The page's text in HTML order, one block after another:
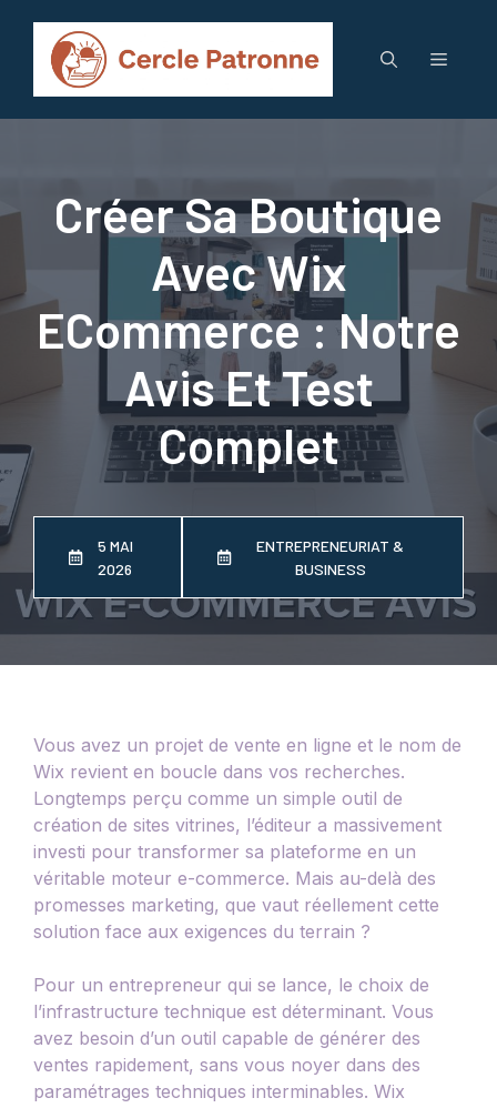
contenu
Menu
Créer Sa Boutique
Avec Wix
ECommerce : Notre
Avis Et Test
Complet
5 MAI
2026
ENTREPRENEURIAT &
BUSINESS
Vous avez un projet de vente en ligne et le nom de
Wix revient en boucle dans vos recherches.
Longtemps perçu comme un simple outil de
création de sites vitrines, l’éditeur a massivement
investi pour transformer sa plateforme en un
véritable moteur e-commerce. Mais au-delà des
promesses marketing, que vaut réellement cette
solution face aux exigences du terrain ?
Pour un entrepreneur qui se lance, le choix de
l’infrastructure technique est déterminant. Vous
avez besoin d’un outil capable de générer des
ventes rapidement, sans vous noyer dans des
paramétrages techniques interminables. Wix